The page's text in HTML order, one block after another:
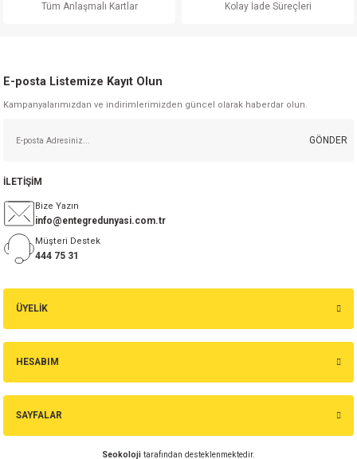
Tüm Anlaşmalı Kartlar Kolay İade Süreçleri
E-posta Listemize Kayıt Olun
Kampanyalarımızdan ve indirimlerimizden güncel olarak haberdar olun.
GÖNDER
ÜYELİK
HESABIM
SAYFALAR
Seokoloji tarafından desteklenmektedir.
İLETİŞİM
Bize Yazın
info@entegredunyasi.com.tr
Müşteri Destek
444 75 31